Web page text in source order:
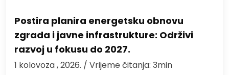
Postira planira energetsku obnovu
zgrada i javne infrastrukture: Održivi
razvoj u fokusu do 2027.
1 kolovoza , 2026. / Vrijeme čitanja: 3min